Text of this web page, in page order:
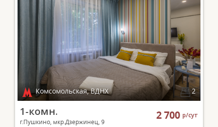
Комсомольская, ВДНХ 2
1-комн.
г.Пушкино, мкр.Дзержинец, 9
2 700р/сут